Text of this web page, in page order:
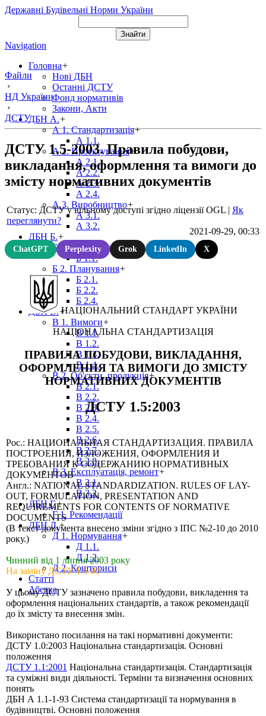
Державні Будівельні Норми України
Navigation
Головна+
Нові ДБН
Останні ДСТУ
Фонд нормативів
Закони, Акти
ДБН А.+
А 1. Стандартизація+
А 1.1.
А 2. Проектування+
А 2.1.
А 2.2.
А 2.3.
А 2.4.
А 3. Виробництво+
А 3.1.
А 3.2.
ДБН Б.+
Б 1. Містобудування+
Б 1.1.
Б 2. Планування+
Б 2.1.
Б 2.2.
Б 2.4.
ДБН В.+
В 1. Вимоги+
В 1.1.
В 1.2.
В 1.3.
В 1.4.
В 2. Об'єкти, продукція+
В 2.1.
В 2.2.
В 2.3.
В 2.4.
В 2.5.
В 2.6.
В 2.7.
В 2.8.
В 3. Експлуатація, ремонт+
В 3.1.
В 3.2.
ДБН Г.+
Г 1. Рекомендації
ДБН Д.+
Д 1. Нормування+
Д 1.1.
Д 1.2.
Д 2. Кошториси
Статті
Абетка
Файли
›
НД України
›
ДСТУ
ДСТУ 1.5-2003. Правила побудови,
викладання, оформлення та вимоги до
змісту нормативних документів
Статус: ДСТУ у вільному доступі згідно ліцензії OGL | Як
переглянути?
2021-09-29, 00:33
ChatGPT Perplexity Grok LinkedIn X
НАЦІОНАЛЬНИЙ СТАНДАРТ УКРАЇНИ
НАЦІОНАЛЬНА СТАНДАРТИЗАЦІЯ
ПРАВИЛА ПОБУДОВИ, ВИКЛАДАННЯ,
ОФОРМЛЕННЯ ТА ВИМОГИ ДО ЗМІСТУ
НОРМАТИВНИХ ДОКУМЕНТІВ
ДСТУ 1.5:2003
Рос.: НАЦИОНАЛЬНАЯ СТАНДАРТИЗАЦИЯ. ПРАВИЛА
ПОСТРОЕНИЯ, ИЗЛОЖЕНИЯ, ОФОРМЛЕНИЯ И
ТРЕБОВАНИЯ К СОДЕРЖАНИЮ НОРМАТИВНЫХ
ДОКУМЕНТОВ
Англ.: NATIONAL STANDARDIZATION. RULES OF LAY-
OUT, FORMULATION, PRESENTATION AND
REQUIREMENTS FOR CONTENTS OF NORMATIVE
DOCUMENTS
(В текст документа внесено зміни згідно з ІПС №2-10 до 2010
року.)
Чинний від 1 липня 2003 року
На заміну ДСТУ 1.5-93
У цьому ДСТУ зазначено правила побудови, викладення та
оформлення національних стандартів, а також рекомендації
до їх змісту та внесення змін.
Використано посилання на такі нормативні документи:
ДСТУ 1.0:2003 Національна стандартизація. Основні
положення
ДСТУ 1.1:2001 Національна стандартизація. Стандартизація
та суміжні види діяльності. Терміни та визначення основних
понять
ДБН А 1.1-1-93 Система стандартизації та нормування в
будівництві. Основні положення